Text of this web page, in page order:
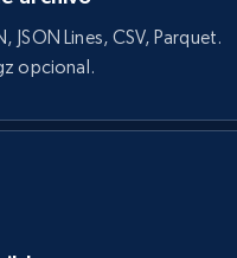
40+ Buy Now
JSON Lines, CSV, Parquet.
opcional.